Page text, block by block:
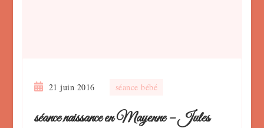
21 juin 2016 séance bébé
séance naissance en Mayenne – Jules